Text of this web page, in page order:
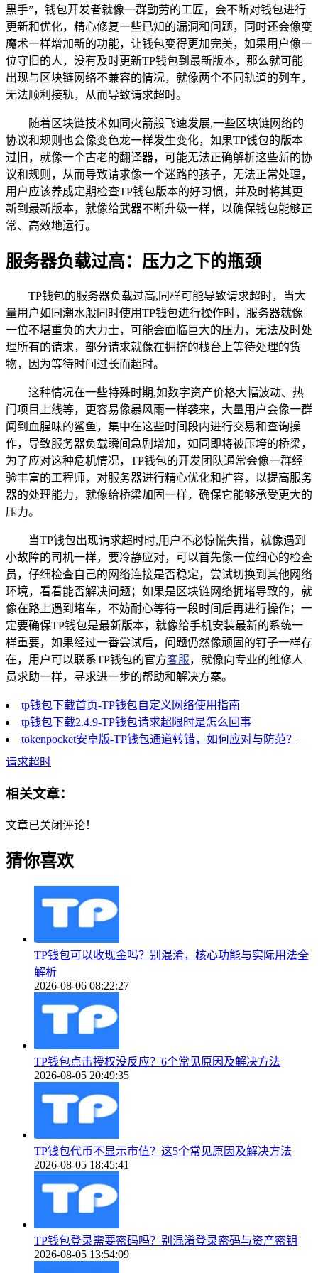
黑手”，钱包开发者就像一群勤劳的工匠，会不断对钱包进行
更新和优化，精心修复一些已知的漏洞和问题，同时还会像变
魔术一样增加新的功能，让钱包变得更加完美，如果用户像一
位守旧的人，没有及时更新TP钱包到最新版本，那么就可能
出现与区块链网络不兼容的情况，就像两个不同轨道的列车，
无法顺利接轨，从而导致请求超时。
随着区块链技术如同火箭般飞速发展,一些区块链网络的
协议和规则也会像变色龙一样发生变化，如果TP钱包的版本
过旧，就像一个古老的翻译器，可能无法正确解析这些新的协
议和规则，从而导致请求像一个迷路的孩子，无法正常处理，
用户应该养成定期检查TP钱包版本的好习惯，并及时将其更
新到最新版本，就像给武器不断升级一样，以确保钱包能够正
常、高效地运行。
服务器负载过高：压力之下的瓶颈
TP钱包的服务器负载过高,同样可能导致请求超时，当大
量用户如同潮水般同时使用TP钱包进行操作时，服务器就像
一位不堪重负的大力士，可能会面临巨大的压力，无法及时处
理所有的请求，部分请求就像在拥挤的栈台上等待处理的货
物，因为等待时间过长而超时。
这种情况在一些特殊时期,如数字资产价格大幅波动、热
门项目上线等，更容易像暴风雨一样袭来，大量用户会像一群
闻到血腥味的鲨鱼，集中在这些时间段内进行交易和查询操
作，导致服务器负载瞬间急剧增加，如同即将被压垮的桥梁，
为了应对这种危机情况，TP钱包的开发团队通常会像一群经
验丰富的工程师，对服务器进行精心优化和扩容，以提高服务
器的处理能力，就像给桥梁加固一样，确保它能够承受更大的
压力。
当TP钱包出现请求超时时,用户不必惊慌失措，就像遇到
小故障的司机一样，要冷静应对，可以首先像一位细心的检查
员，仔细检查自己的网络连接是否稳定，尝试切换到其他网络
环境，看看能否解决问题；如果是区块链网络拥堵导致的，就
像在路上遇到堵车，不妨耐心等待一段时间后再进行操作；一
定要确保TP钱包是最新版本，就像给手机安装最新的系统一
样重要，如果经过一番尝试后，问题仍然像顽固的钉子一样存
在，用户可以联系TP钱包的官方客服，就像向专业的维修人
员求助一样，寻求进一步的帮助和解决方案。
tp钱包下载首页-TP钱包自定义网络使用指南
tp钱包下载2.4.9-TP钱包请求超限时是怎么回事
tokenpocket安卓版-TP钱包通道转错，如何应对与防范？
请求超时
相关文章：
文章已关闭评论！
猜你喜欢
TP钱包可以收现金吗？别混淆，核心功能与实际用法全
解析
2026-08-06 08:22:27
TP钱包点击授权没反应？6个常见原因及解决方法
2026-08-05 20:49:35
TP钱包代币不显示市值？这5个常见原因及解决方法
2026-08-05 18:45:41
TP钱包登录需要密码吗？别混淆登录密码与资产密钥
2026-08-05 13:54:09